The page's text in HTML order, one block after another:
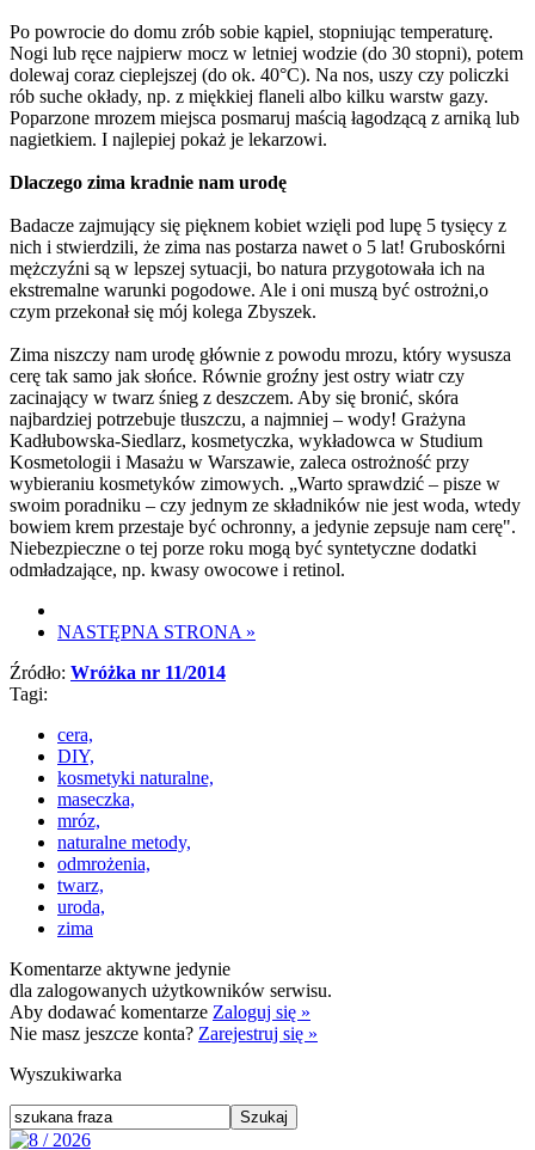
Po powrocie do domu zrób sobie kąpiel, stopniując temperaturę.
Nogi lub ręce najpierw mocz w letniej wodzie (do 30 stopni), potem
dolewaj coraz cieplejszej (do ok. 40°C). Na nos, uszy czy policzki
rób suche okłady, np. z miękkiej flaneli albo kilku warstw gazy.
Poparzone mrozem miejsca posmaruj maścią łagodzącą z arniką lub
nagietkiem. I najlepiej pokaż je lekarzowi.
Dlaczego zima kradnie nam urodę
Badacze zajmujący się pięknem kobiet wzięli pod lupę 5 tysięcy z
nich i stwierdzili, że zima nas postarza nawet o 5 lat! Gruboskórni
mężczyźni są w lepszej sytuacji, bo natura przygotowała ich na
ekstremalne warunki pogodowe. Ale i oni muszą być ostrożni,o
czym przekonał się mój kolega Zbyszek.
Zima niszczy nam urodę głównie z powodu mrozu, który wysusza
cerę tak samo jak słońce. Równie groźny jest ostry wiatr czy
zacinający w twarz śnieg z deszczem. Aby się bronić, skóra
najbardziej potrzebuje tłuszczu, a najmniej – wody! Grażyna
Kadłubowska-Siedlarz, kosmetyczka, wykładowca w Studium
Kosmetologii i Masażu w Warszawie, zaleca ostrożność przy
wybieraniu kosmetyków zimowych. „Warto sprawdzić – pisze w
swoim poradniku – czy jednym ze składników nie jest woda, wtedy
bowiem krem przestaje być ochronny, a jedynie zepsuje nam cerę".
Niebezpieczne o tej porze roku mogą być syntetyczne dodatki
odmładzające, np. kwasy owocowe i retinol.
NASTĘPNA STRONA »
Źródło: Wróżka nr 11/2014
Tagi:
cera,
DIY,
kosmetyki naturalne,
maseczka,
mróz,
naturalne metody,
odmrożenia,
twarz,
uroda,
zima
Komentarze aktywne jedynie
dla zalogowanych użytkowników serwisu.
Aby dodawać komentarze Zaloguj się »
Nie masz jeszcze konta? Zarejestruj się »
Wyszukiwarka